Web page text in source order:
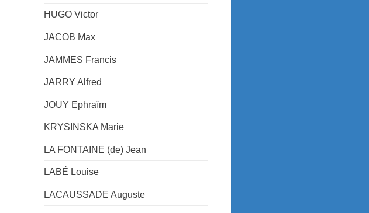
HUGO Victor
JACOB Max
JAMMES Francis
JARRY Alfred
JOUY Ephraïm
KRYSINSKA Marie
LA FONTAINE (de) Jean
LABÉ Louise
LACAUSSADE Auguste